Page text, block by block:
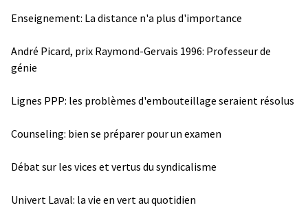
Enseignement: La distance n'a plus d'importance
André Picard, prix Raymond-Gervais 1996: Professeur de
génie
Lignes PPP: les problèmes d'embouteillage seraient résolus
Counseling: bien se préparer pour un examen
Débat sur les vices et vertus du syndicalisme
Univert Laval: la vie en vert au quotidien